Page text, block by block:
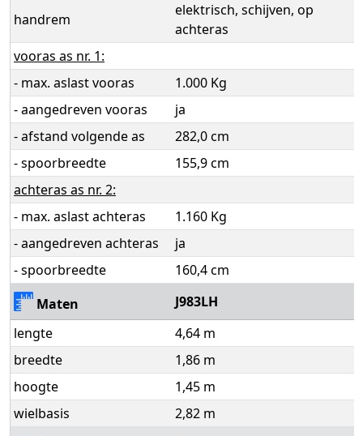
handrem
elektrisch, schijven, op
achteras
vooras as nr. 1:
- max. aslast vooras
1.000 Kg
- aangedreven vooras
ja
- afstand volgende as
282,0 cm
- spoorbreedte
155,9 cm
achteras as nr. 2:
- max. aslast achteras
1.160 Kg
- aangedreven achteras
ja
- spoorbreedte
160,4 cm
Maten
J983LH
lengte
4,64 m
breedte
1,86 m
hoogte
1,45 m
wielbasis
2,82 m